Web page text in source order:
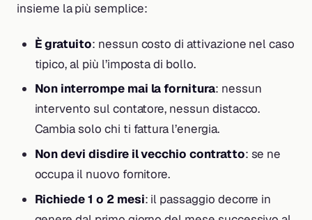
insieme la più semplice:
È gratuito: nessun costo di attivazione nel caso
tipico, al più l’imposta di bollo.
Non interrompe mai la fornitura: nessun
intervento sul contatore, nessun distacco.
Cambia solo chi ti fattura l’energia.
Non devi disdire il vecchio contratto: se ne
occupa il nuovo fornitore.
Richiede 1 o 2 mesi: il passaggio decorre in